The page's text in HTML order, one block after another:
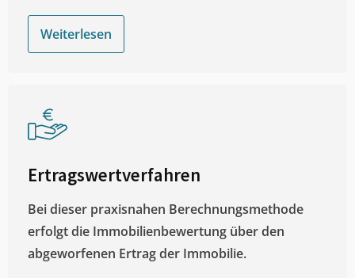
Weiterlesen
Ertragswertverfahren
Bei dieser praxisnahen Berechnungsmethode
erfolgt die Immobilienbewertung über den
abgeworfenen Ertrag der Immobilie.